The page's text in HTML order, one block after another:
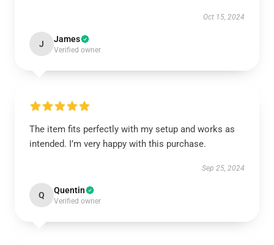
Oct 15, 2024
J James
Verified owner
The item fits perfectly with my setup and works as
intended. I’m very happy with this purchase.
Sep 25, 2024
Q Quentin
Verified owner